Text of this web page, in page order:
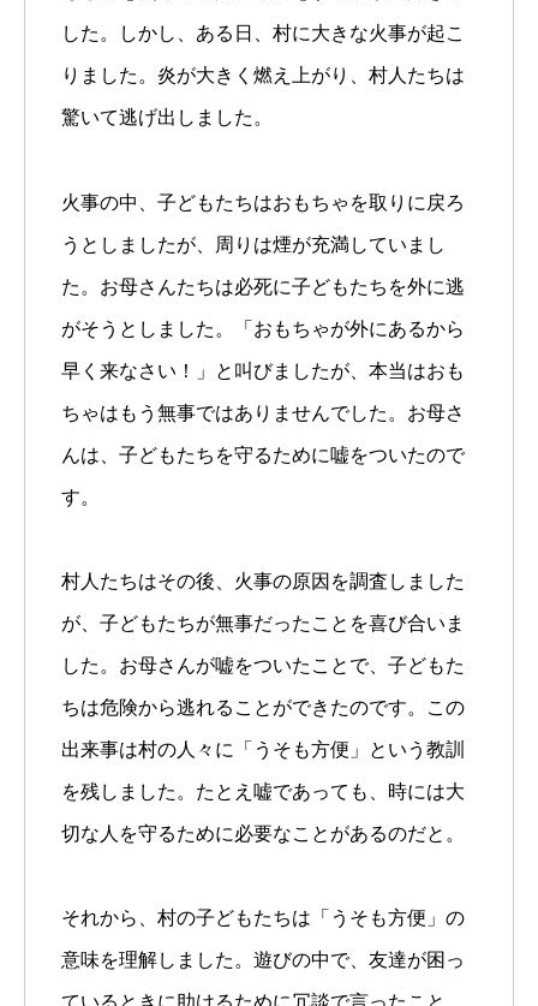
した。しかし、ある日、村に大きな火事が起こ
りました。炎が大きく燃え上がり、村人たちは
驚いて逃げ出しました。
火事の中、子どもたちはおもちゃを取りに戻ろ
うとしましたが、周りは煙が充満していまし
た。お母さんたちは必死に子どもたちを外に逃
がそうとしました。「おもちゃが外にあるから
早く来なさい！」と叫びましたが、本当はおも
ちゃはもう無事ではありませんでした。お母さ
んは、子どもたちを守るために嘘をついたので
す。
村人たちはその後、火事の原因を調査しました
が、子どもたちが無事だったことを喜び合いま
した。お母さんが嘘をついたことで、子どもた
ちは危険から逃れることができたのです。この
出来事は村の人々に「うそも方便」という教訓
を残しました。たとえ嘘であっても、時には大
切な人を守るために必要なことがあるのだと。
それから、村の子どもたちは「うそも方便」の
意味を理解しました。遊びの中で、友達が困っ
ているときに助けるために冗談で言ったこと